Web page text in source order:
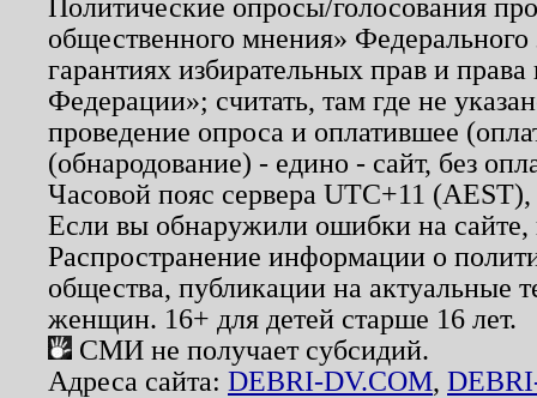
Политические опросы/голосования
общественного мнения»
гарантиях избирательных прав и
Федерации»; считать, там где не
проведение опроса и оплатившее
(обнародование) - едино - сайт, без
Часовой пояс сервера UTC+11
Если вы обнаружили ошибки на
Распространение информации о
общества, публикации на актуальные
женщин. 16+ для детей старше 16 лет.
СМИ не получает субсидий.
Адреса сайта: DEBRI-DV.COM,